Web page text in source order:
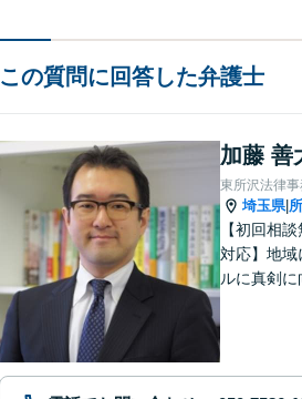
この質問に回答した弁護士
加藤 善
東所沢法律
埼玉県|
【初回相
対応】地域
ルに真剣